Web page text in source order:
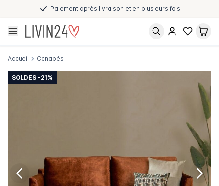
Paiement après livraison et en plusieurs fois
Accueil Canapés
SOLDES -21%